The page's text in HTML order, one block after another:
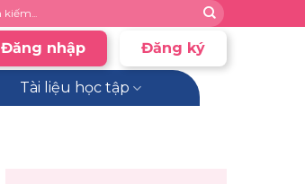
Đăng nhập Đăng ký
Tài liệu học tập